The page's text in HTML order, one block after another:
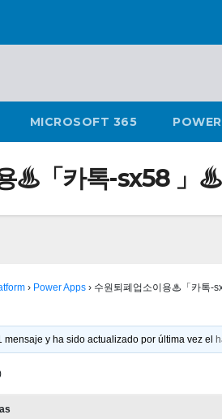
MICROSOFT 365
♨「카톡-sx58 」
› Power Apps › 수원퇴폐업소이용♨「카톡-
mensaje y ha sido actualizado por última vez el